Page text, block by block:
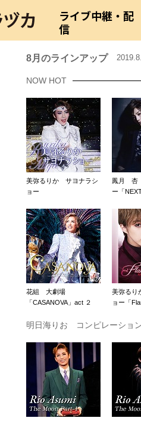
ライブ中継・配
信
8月のラインアップ
NOW HOT
美弥るりか サヨナラシ
ョー
鳳月 杏
ー「
花組 大劇場
「CASANOVA」act ２
美弥る
ョー「
明日海りお コンピレーショ